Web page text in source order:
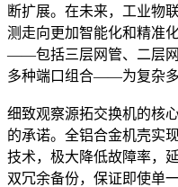
断扩展。在未来，工业物
测走向更加智能化和精准
——包括三层网管、二层
多种端口组合——为复杂多
细致观察源拓交换机的核
的承诺。全铝合金机壳实
技术，极大降低故障率，
双冗余备份，保证即使单